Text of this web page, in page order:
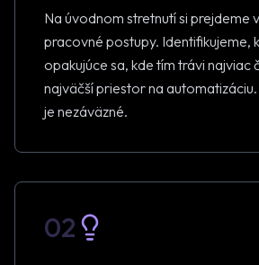
Na úvodnom stretnutí si prejdeme
pracovné postupy. Identifikujeme,
opakujúce sa, kde tím trávi najviac
najväčší priestor na
je nezáväzné.
02